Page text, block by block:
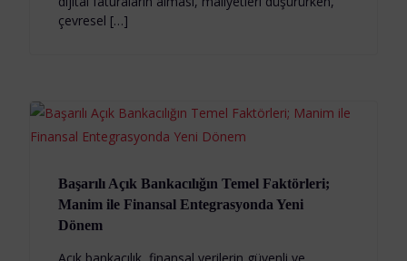
çevresel […]
Başarılı Açık Bankacılığın Temel Faktörleri;
Manim ile Finansal Entegrasyonda Yeni
Dönem